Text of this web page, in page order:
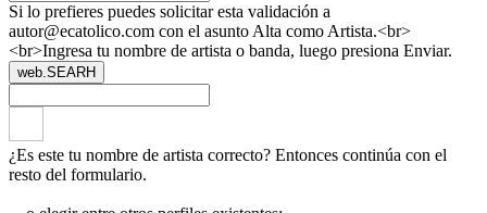
Si lo prefieres puedes solicitar esta validación a
autor@ecatolico.com con el asunto Alta como Artista.<br>
<br>Ingresa tu nombre de artista o banda, luego presiona Enviar.
web.SEARH
¿Es este tu nombre de artista correcto? Entonces continúa con el
resto del formulario.